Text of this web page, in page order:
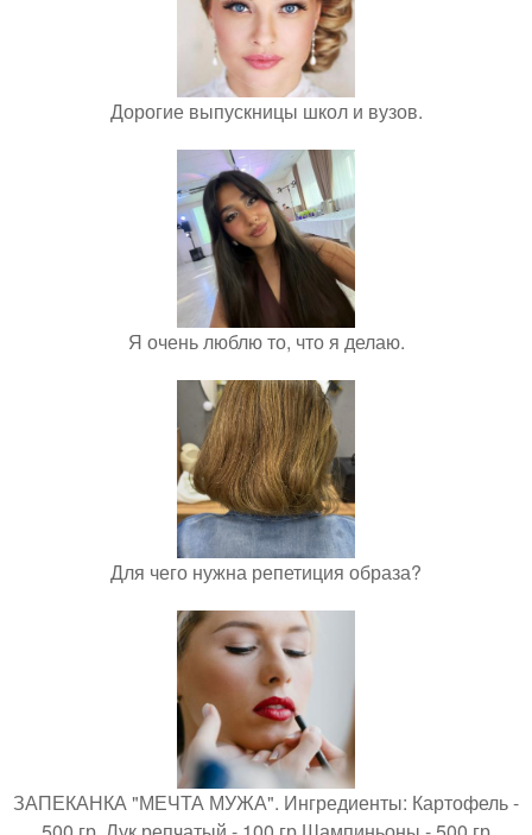
Дорогие выпускницы школ и вузов.
Я очень люблю то, что я делаю.
Для чего нужна репетиция образа?
ЗАПЕКАНКА "МЕЧТА МУЖА". Ингредиенты: Картофель -